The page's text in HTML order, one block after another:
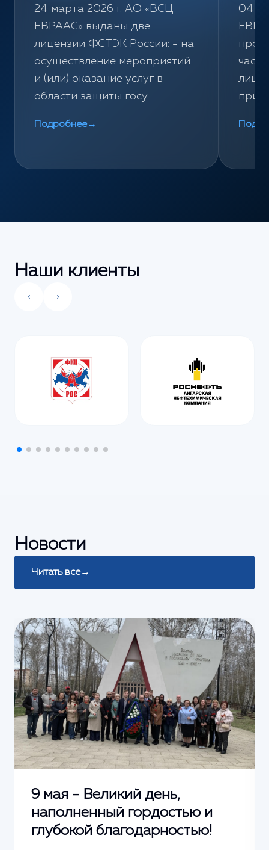
24 марта 2026 г. АО «ВСЦ
ЕВРААС» выданы две
лицензии ФСТЭК России: - на
осуществление мероприятий
и (или) оказание услуг в
области защиты госу...
Подробнее→
04
при
Наши клиенты
‹ ›
Новости
Читать все→
9 мая - Великий день,
наполненный гордостью и
глубокой благодарностью!